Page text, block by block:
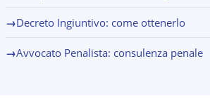
→Decreto Ingiuntivo: come ottenerlo
→Avvocato Penalista: consulenza penale